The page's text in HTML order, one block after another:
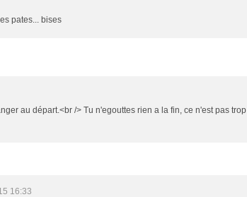
pates... bises
au départ.<br /> Tu n'egouttes rien a la fin, ce n'est pas trop
16:33